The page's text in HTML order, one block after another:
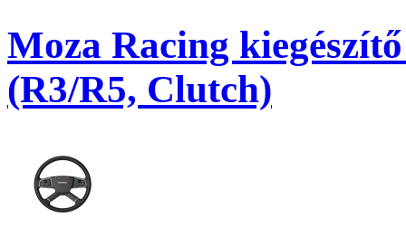
Moza Racing
(R3/R5, Clutch)